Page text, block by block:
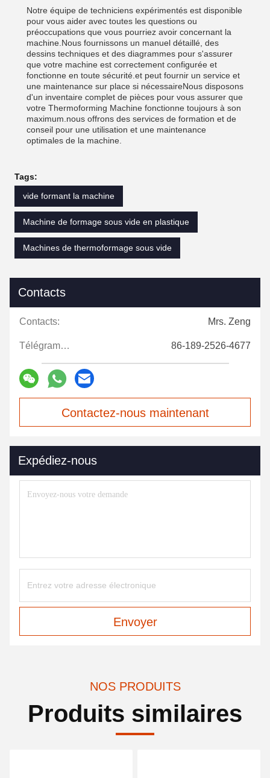
Notre équipe de techniciens expérimentés est disponible
pour vous aider avec toutes les questions ou
préoccupations que vous pourriez avoir concernant la
machine.Nous fournissons un manuel détaillé, des
dessins techniques et des diagrammes pour s'assurer
que votre machine est correctement configurée et
fonctionne en toute sécurité.et peut fournir un service et
une maintenance sur place si nécessaireNous disposons
d'un inventaire complet de pièces pour vous assurer que
votre Thermoforming Machine fonctionne toujours à son
maximum.nous offrons des services de formation et de
conseil pour une utilisation et une maintenance
optimales de la machine.
Tags:
vide formant la machine
Machine de formage sous vide en plastique
Machines de thermoformage sous vide
Contacts
Contacts: Mrs. Zeng
Télégramme: 86-189-2526-4677
Contactez-nous maintenant
Expédiez-nous
Envoyer
NOS PRODUITS
Produits similaires